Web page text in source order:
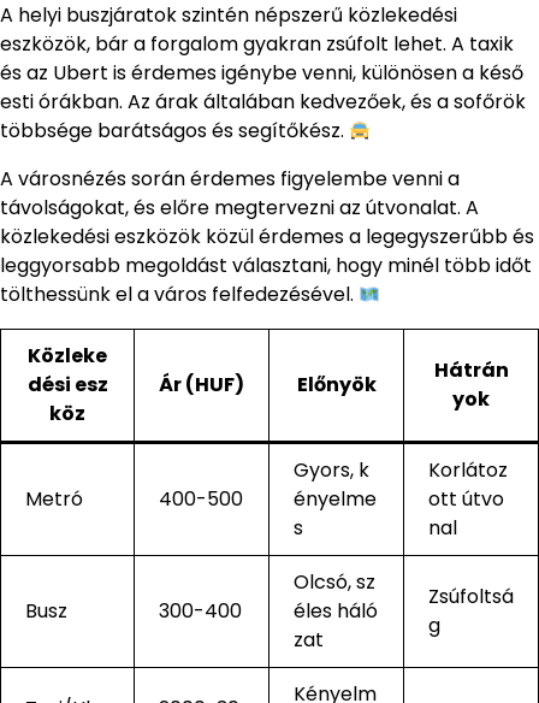
A helyi buszjáratok szintén népszerű közlekedési
eszközök, bár a forgalom gyakran zsúfolt lehet. A taxik
és az Ubert is érdemes igénybe venni, különösen a késő
esti órákban. Az árak általában kedvezőek, és a sofőrök
többsége barátságos és segítőkész.
A városnézés során érdemes figyelembe venni a
távolságokat, és előre megtervezni az útvonalat. A
közlekedési eszközök közül érdemes a legegyszerűbb és
leggyorsabb megoldást választani, hogy minél több időt
tölthessünk el a város felfedezésével.
Közleke
dési esz
köz
Ár (HUF) Előnyök
Hátrán
yok
Metró 400-500
Gyors, k
ényelme
s
Korlátoz
ott útvo
nal
Busz 300-400
Olcsó, sz
éles háló
zat
Zsúfoltsá
g
Kényelm